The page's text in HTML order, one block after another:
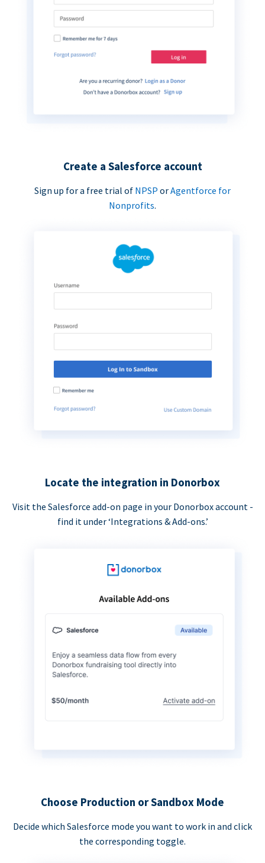
Create a Salesforce account
Sign up for a free trial of NPSP orAgentforce for
Nonprofits.
Locate the integration in Donorbox
Visit the Salesforce add-on page in your Donorbox account -
find it under ‘Integrations & Add-ons.’
Choose Production or Sandbox Mode
Decide which Salesforce mode you want to work in and click
the corresponding toggle.